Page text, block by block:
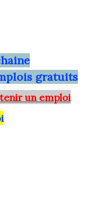
gratuits
un emploi